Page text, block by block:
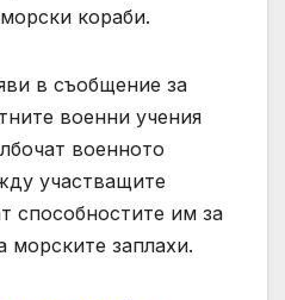
кораби.
в съобщение за
военни учения
военното
участващите
способностите им за
морските заплахи.